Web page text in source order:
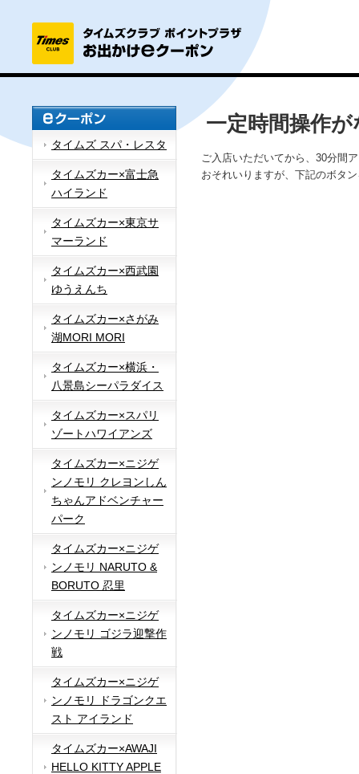
タイムズ スパ・レスタ
タイムズカー×富士急
ハイランド
タイムズカー×東京サ
マーランド
タイムズカー×西武園
ゆうえんち
タイムズカー×さがみ
湖MORI MORI
タイムズカー×横浜・
八景島シーパラダイス
タイムズカー×スパリ
ゾートハワイアンズ
タイムズカー×ニジゲ
ンノモリ クレヨンしん
ちゃんアドベンチャー
パーク
タイムズカー×ニジゲ
ンノモリ NARUTO &
BORUTO 忍里
タイムズカー×ニジゲ
ンノモリ ゴジラ迎撃作
戦
タイムズカー×ニジゲ
ンノモリ ドラゴンクエ
スト アイランド
タイムズカー×AWAJI
HELLO KITTY APPLE
一定時間操作
ご入店いただいてから、30分間
おそれいりますが、下記のボタ